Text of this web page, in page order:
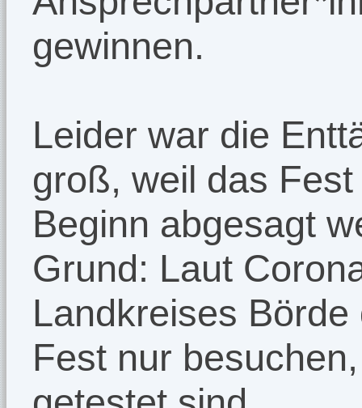
gewinnen.
Leider war die
groß, weil das
Beginn abgesagt
Grund: Laut
Landkreises
Fest nur